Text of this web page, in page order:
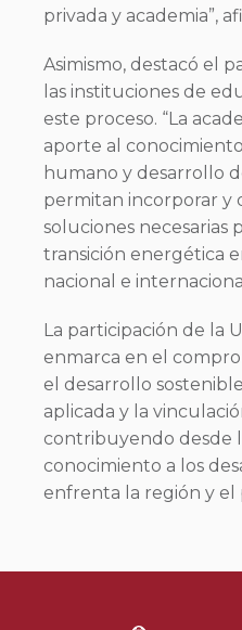
privada y academia”,
Asimismo, destacó el
las instituciones de
este proceso. “La
aporte al
humano y desarrollo
permitan incorporar y
soluciones necesarias
transición energética
nacional e
La participación de la
enmarca en el
el desarrollo
aplicada y la
contribuyendo desde
conocimiento a los
enfrenta la región y el